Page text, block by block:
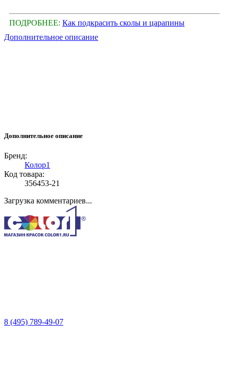
ПОДРОБНЕЕ: Как подкрасить сколы и царапины
Дополнительное описание
Дополнительное описание
Бренд:
Колор1
Код товара:
356453-21
Загрузка комментариев...
8 (495) 789-49-07